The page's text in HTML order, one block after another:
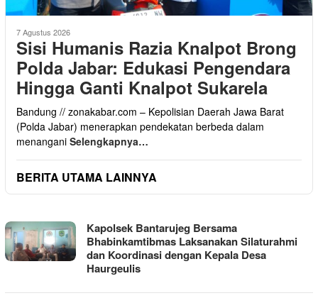
7 Agustus 2026
Sisi Humanis Razia Knalpot Brong
Polda Jabar: Edukasi Pengendara
Hingga Ganti Knalpot Sukarela
Bandung // zonakabar.com – Kepolisian Daerah Jawa Barat
(Polda Jabar) menerapkan pendekatan berbeda dalam
menangani Selengkapnya…
BERITA UTAMA LAINNYA
MEDIA
INFORMASI
TANPA
BATAS
Kapolsek Bantarujeg Bersama
Bhabinkamtibmas Laksanakan Silaturahmi
dan Koordinasi dengan Kepala Desa
Haurgeulis